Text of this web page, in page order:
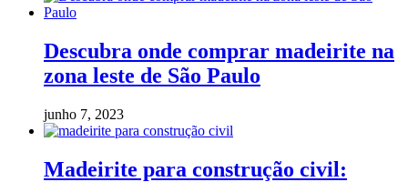
Descubra onde comprar madeirite na
zona leste de São Paulo
junho 7, 2023
Madeirite para construção civil: